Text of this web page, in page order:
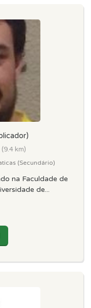
(9.4 km)
(Secundário)
na Faculdade de
de...